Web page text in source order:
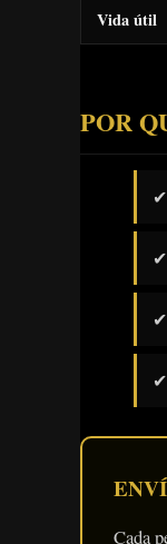
Vida útil
POR
✔
✔
✔
✔
Cada